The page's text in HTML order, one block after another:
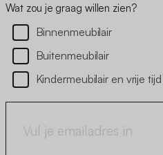
Wat zou je graag willen zien?
Binnenmeubilair
Buitenmeubilair
Kindermeubilair en vrije tijd